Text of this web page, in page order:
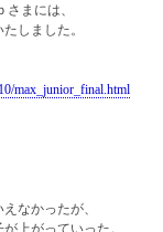
まには、
しました。
max_junior_final.html
なかったが、
上がっていった。